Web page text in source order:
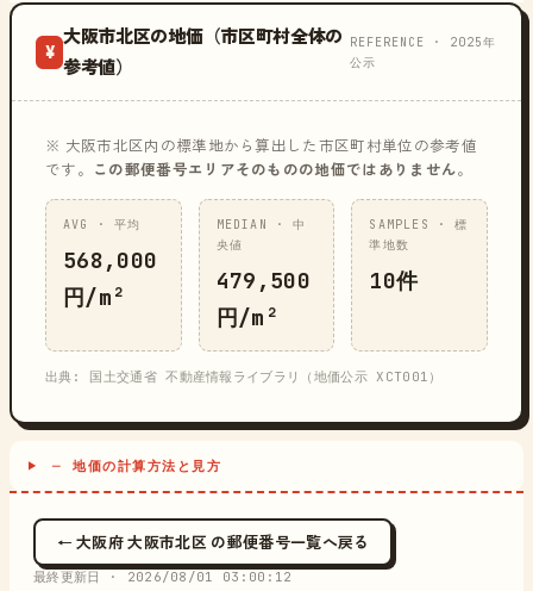
¥
大阪市北区の地価（市区町村全体の
参考値）
REFERENCE · 2025年
公示
※ 大阪市北区内の標準地から算出した市区町村単位の参考値
です。
この郵便番号エリアそのものの地価ではありません。
AVG · 平均
568,000
円/m²
MEDIAN · 中
央値
479,500
円/m²
SAMPLES · 標
準地数
10件
出典: 国土交通省 不動産情報ライブラリ（地価公示 XCT001）
─ 地価の計算方法と見方
← 大阪府 大阪市北区 の郵便番号一覧へ戻る
最終更新日 · 2026/08/01 03:00:12